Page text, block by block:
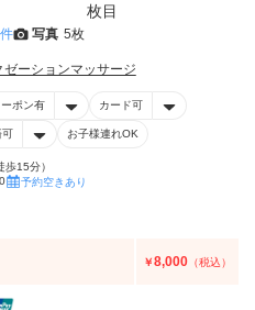
写真 5枚
ゼーションマッサージ
ーポン有 カード可
可 お子様連れOK
15分）
予約空きあり
￥8,000 （税込）